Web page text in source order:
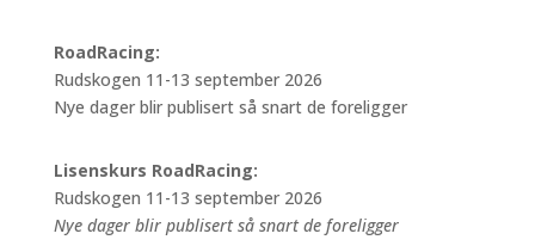
RoadRacing:
Rudskogen 11-13 september 2026
Nye dager blir publisert så snart de foreligger
Lisenskurs RoadRacing:
Rudskogen 11-13 september 2026
Nye dager blir publisert så snart de foreligger